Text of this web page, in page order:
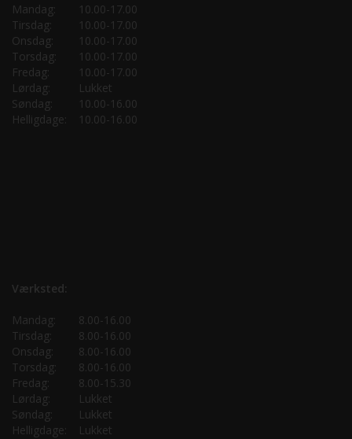
Mandag:
10.00-17.00
Tirsdag:
10.00-17.00
Onsdag:
10.00-17.00
Torsdag:
10.00-17.00
Fredag:
10.00-17.00
Lørdag:
Lukket
Søndag:
10.00-16.00
Helligdage:
10.00-16.00
Værksted:
Mandag:
8.00-16.00
Tirsdag:
8.00-16.00
Onsdag:
8.00-16.00
Torsdag:
8.00-16.00
Fredag:
8.00-15.30
Lørdag:
Lukket
Søndag:
Lukket
Helligdage:
Lukket